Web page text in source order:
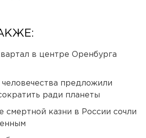
в центре Оренбурга
человечества предложили
ради планеты
смертной казни в России сочли